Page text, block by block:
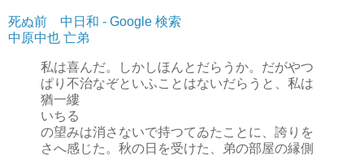
死ぬ前 中日和 - Google 検索
中原中也 亡弟
私は喜んだ。しかしほんとだらうか。だがやつ
ぱり不治なぞといふことはないだらうと、私は
猶一縷
いちる
の望みは消さないで持つてゐたことに、誇りを
さへ感じた。秋の日を受けた、弟の部屋の縁側